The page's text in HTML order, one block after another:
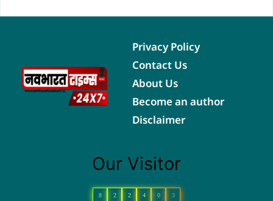
Privacy Policy
Contact Us
About Us
Become an author
Disclaimer
Our Visitor
8 2 2 4 0 3